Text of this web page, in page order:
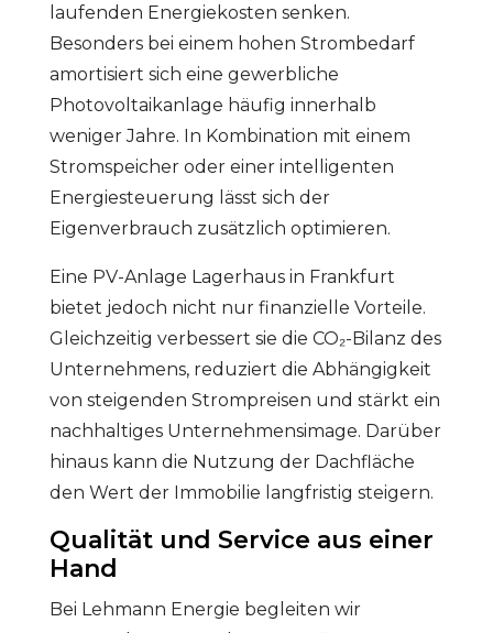
laufenden Energiekosten senken.
Besonders bei einem hohen Strombedarf
amortisiert sich eine gewerbliche
Photovoltaikanlage häufig innerhalb
weniger Jahre. In Kombination mit einem
Stromspeicher oder einer intelligenten
Energiesteuerung lässt sich der
Eigenverbrauch zusätzlich optimieren.
Eine PV-Anlage Lagerhaus in Frankfurt
bietet jedoch nicht nur finanzielle Vorteile.
Gleichzeitig verbessert sie die CO₂-Bilanz des
Unternehmens, reduziert die Abhängigkeit
von steigenden Strompreisen und stärkt ein
nachhaltiges Unternehmensimage. Darüber
hinaus kann die Nutzung der Dachfläche
den Wert der Immobilie langfristig steigern.
Qualität und Service aus einer
Hand
Bei Lehmann Energie begleiten wir